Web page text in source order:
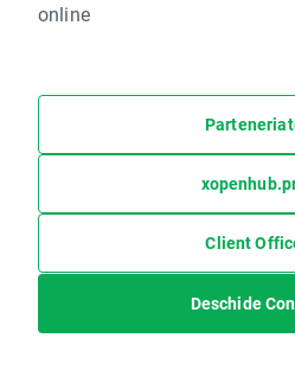
online
Client
Deschide